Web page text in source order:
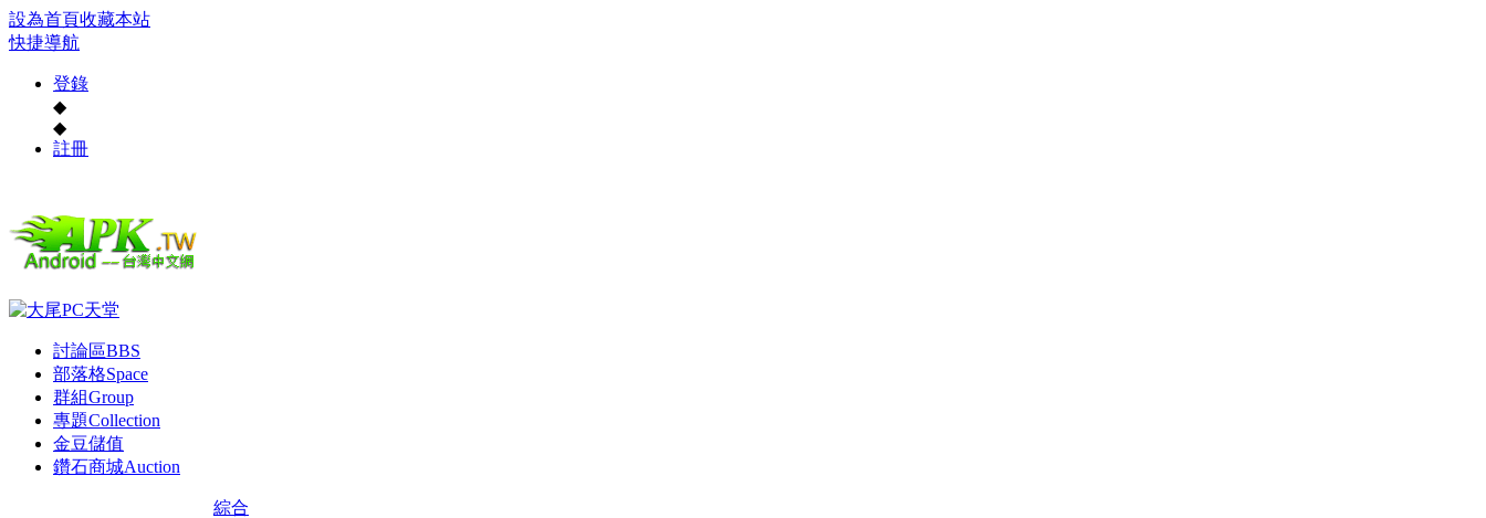
設為首頁收藏本站
快捷導航
登錄
◆
◆
註冊
討論區BBS
部落格Space
群組Group
專題Collection
金豆儲值
鑽石商城Auction
綜合